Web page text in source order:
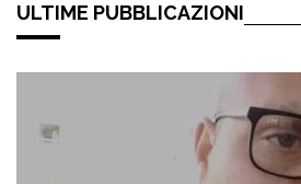
ULTIME PUBBLICAZIONI